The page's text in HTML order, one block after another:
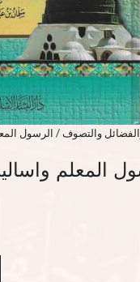
والفضائل والتصوف/ الرسول
المعلم